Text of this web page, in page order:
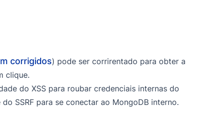
corrigidos) pode ser corrirentado para obter a
clique.
do XSS para roubar credenciais internas do
SSRF para se conectar ao MongoDB interno.